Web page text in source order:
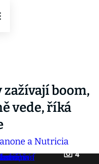
boom,
vede, říká
4